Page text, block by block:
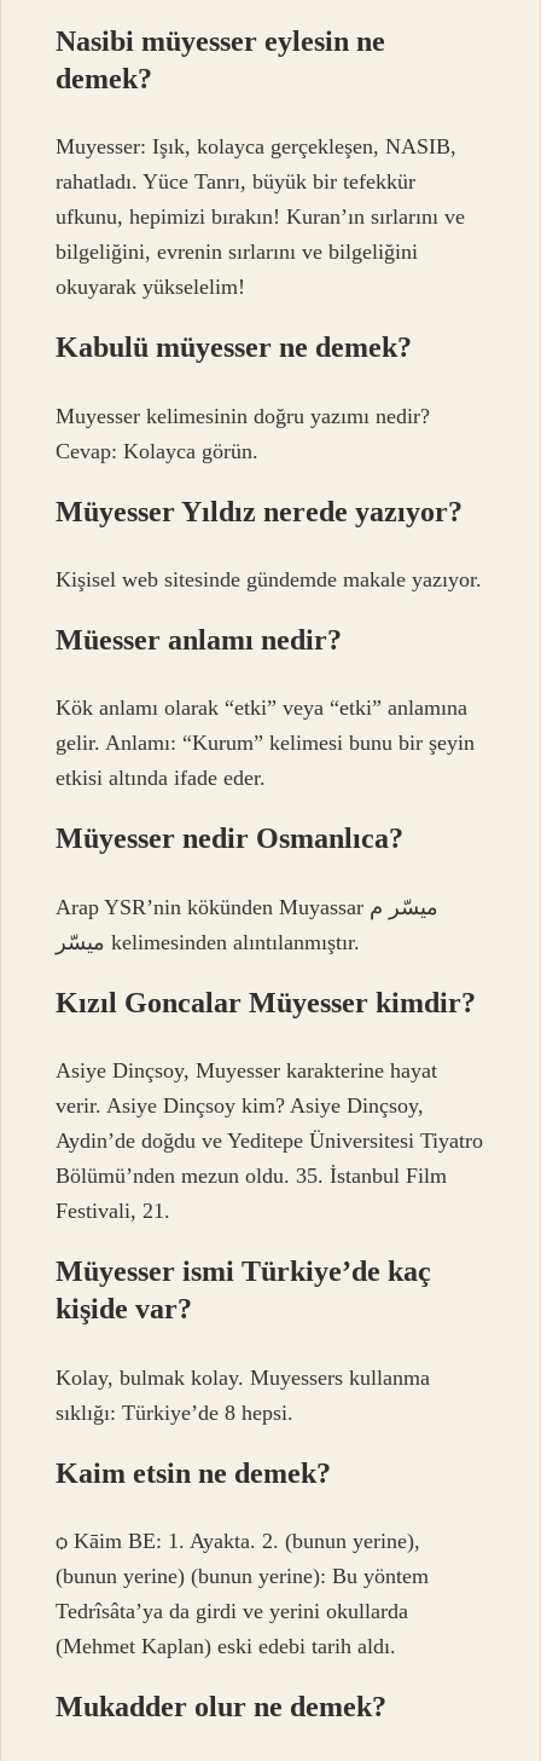
Nasibi müyesser eylesin ne
demek?
Muyesser: Işık, kolayca gerçekleşen, NASIB,
rahatladı. Yüce Tanrı, büyük bir tefekkür
ufkunu, hepimizi bırakın! Kuran’ın sırlarını ve
bilgeliğini, evrenin sırlarını ve bilgeliğini
okuyarak yükselelim!
Kabulü müyesser ne demek?
Muyesser kelimesinin doğru yazımı nedir?
Cevap: Kolayca görün.
Müyesser Yıldız nerede yazıyor?
Kişisel web sitesinde gündemde makale yazıyor.
Müesser anlamı nedir?
Kök anlamı olarak “etki” veya “etki” anlamına
gelir. Anlamı: “Kurum” kelimesi bunu bir şeyin
etkisi altında ifade eder.
Müyesser nedir Osmanlıca?
Arap YSR’nin kökünden Muyassar ميسّر م
ميسّر kelimesinden alıntılanmıştır.
Kızıl Goncalar Müyesser kimdir?
Asiye Dinçsoy, Muyesser karakterine hayat
verir. Asiye Dinçsoy kim? Asiye Dinçsoy,
Aydin’de doğdu ve Yeditepe Üniversitesi Tiyatro
Bölümü’nden mezun oldu. 35. İstanbul Film
Festivali, 21.
Müyesser ismi Türkiye’de kaç
kişide var?
Kolay, bulmak kolay. Muyessers kullanma
sıklığı: Türkiye’de 8 hepsi.
Kaim etsin ne demek?
ѻ Kāim BE: 1. Ayakta. 2. (bunun yerine),
(bunun yerine) (bunun yerine): Bu yöntem
Tedrîsâta’ya da girdi ve yerini okullarda
(Mehmet Kaplan) eski edebi tarih aldı.
Mukadder olur ne demek?